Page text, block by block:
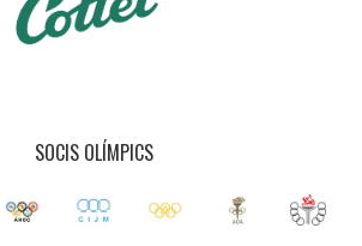
SOCIS OLÍMPICS